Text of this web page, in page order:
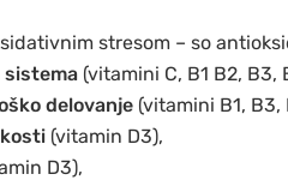
stresom – so
sistema(vitamini C, B1 B2, B3,
delovanje (vitamini B1, B3,
(vitamin D3),
D3),